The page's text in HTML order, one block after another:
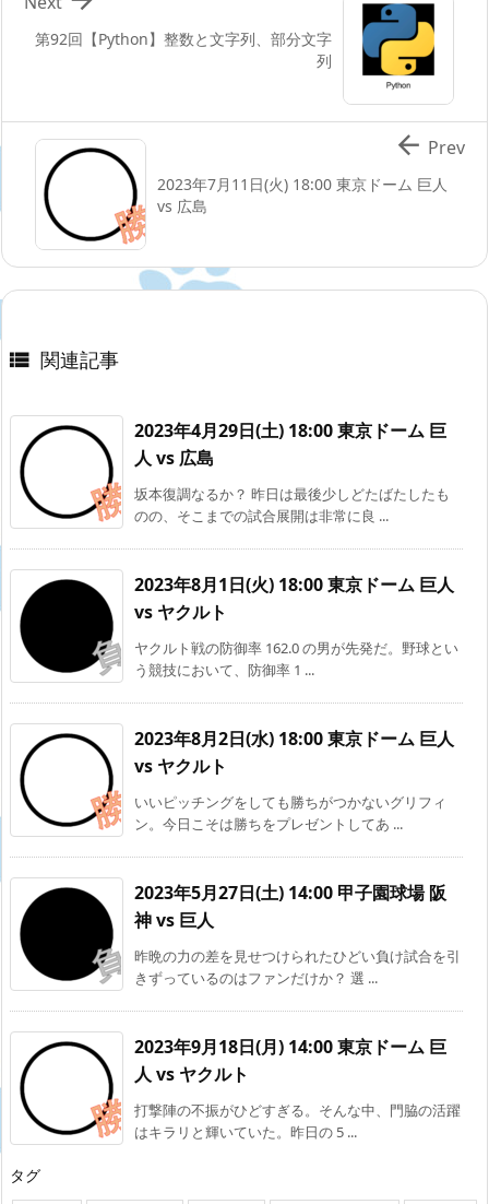
第92回【Python】整数と文字列、部分文字
列
2023年7月11日(火) 18:00 東京ドーム 巨人
vs 広島
 Prev
 関連記事
2023年4月29日(土) 18:00 東京ドーム 巨
人 vs 広島
坂本復調なるか？ 昨日は最後少しどたばたしたも
のの、そこまでの試合展開は非常に良 ...
2023年8月1日(火) 18:00 東京ドーム 巨人
vs ヤクルト
ヤクルト戦の防御率 162.0 の男が先発だ。野球とい
う競技において、防御率 1 ...
2023年8月2日(水) 18:00 東京ドーム 巨人
vs ヤクルト
いいピッチングをしても勝ちがつかないグリフィ
ン。今日こそは勝ちをプレゼントしてあ ...
2023年5月27日(土) 14:00 甲子園球場 阪
神 vs 巨人
昨晩の力の差を見せつけられたひどい負け試合を引
きずっているのはファンだけか？ 選 ...
2023年9月18日(月) 14:00 東京ドーム 巨
人 vs ヤクルト
打撃陣の不振がひどすぎる。そんな中、門脇の活躍
はキラリと輝いていた。昨日の 5 ...
タグ